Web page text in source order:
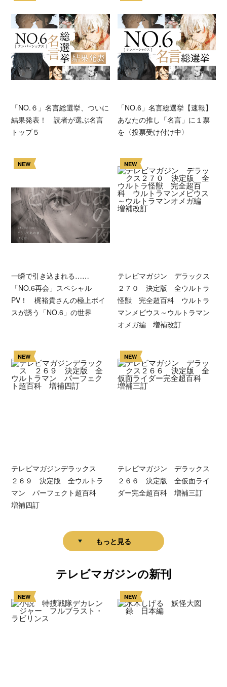
「NO.６」名言総選挙、ついに
結果発表！ 読者が選ぶ名言
トップ５
「NO.6」名言総選挙【速報】
あなたの推し「名言」に１票
を〈投票受け付け中〉
NEW
一瞬で引き込まれる……
「NO.6再会」スペシャル
PV！ 梶裕貴さんの極上ボイ
スが誘う「NO.6」の世界
NEW
テレビマガジン デラックス
２７０ 決定版 全ウルトラ
怪獣 完全超百科 ウルトラ
マンメビウス～ウルトラマン
オメガ編 増補改訂
NEW
テレビマガジンデラックス
２６９ 決定版 全ウルトラ
マン パーフェクト超百科
増補四訂
NEW
テレビマガジン デラックス
２６６ 決定版 全仮面ライ
ダー完全超百科 増補三訂
もっと見る
テレビマガジンの新刊
NEW NEW